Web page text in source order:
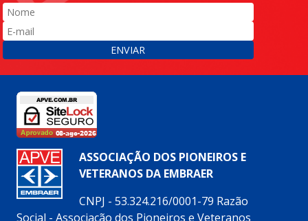
ENVIAR
ASSOCIAÇÃO DOS PIONEIROS E
VETERANOS DA EMBRAER
CNPJ - 53.324.216/0001-79 Razão
Social - Associação dos Pioneiros e Veteranos